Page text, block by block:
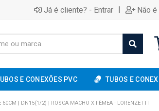
Já é cliente? - Entrar | Não
E CONEXÕES PVC TUBOS E
60CM | DN15(1/2) | ROSCA MACHO X FÊMEA - LORENZETTI